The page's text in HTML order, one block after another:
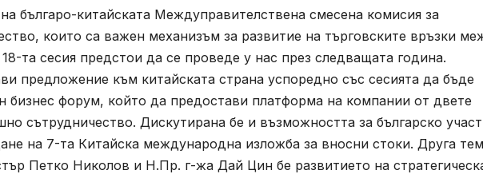
българо-китайската Междуправителствена смесена комисия за
които са важен механизъм за развитие на търговските връзки
та сесия предстои да се проведе у нас през следващата година.
предложение към китайската страна успоредно със сесията да бъде
бизнес форум, който да предостави платформа на компании от двете
сътрудничество. Дискутирана бе и възможността за българско
на 7-та Китайска международна изложба за вносни стоки. Друга
Петко Николов и Н.Пр. г-жа Дай Цин бе развитието на